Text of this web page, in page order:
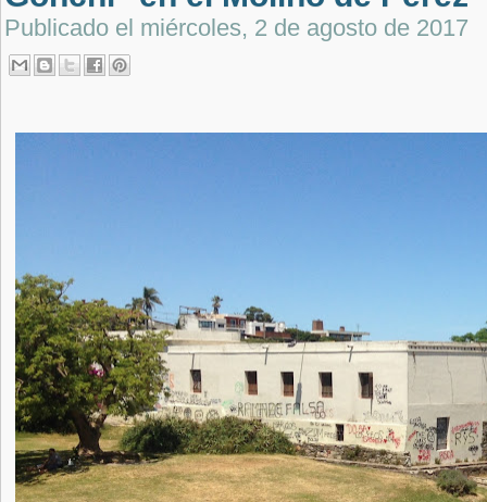
Publicado el miércoles, 2 de agosto de 2017